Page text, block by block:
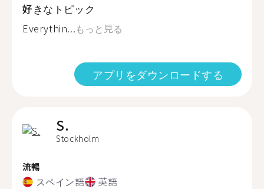
好きなトピック
Everythin...もっと見る
アプリをダウンロードする
S.
Stockholm
流暢
スペイン語 英語